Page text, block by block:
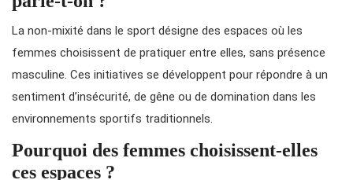
La non-mixité dans le sport désigne des espaces où les
femmes choisissent de pratiquer entre elles, sans présence
masculine. Ces initiatives se développent pour répondre à un
sentiment d’insécurité, de gêne ou de domination dans les
environnements sportifs traditionnels.
Pourquoi des femmes choisissent-elles
ces espaces ?